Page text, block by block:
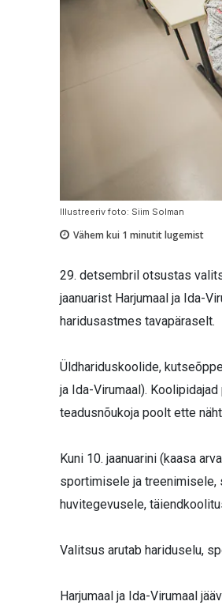
Illustreeriv foto: Siim Solman
Vähem kui 1 minutit lugemist
29. detsembril otsustas
jaanuarist Harjumaal ja Ida-
haridusastmes tavapäraselt.
Üldhariduskoolide,
ja Ida-Virumaal).
teadusnõukoja poolt ette
Kuni 10. jaanuarini (kaasa
sportimisele ja
huvitegevusele,
Valitsus arutab hariduselu,
Harjumaal ja Ida-Virumaal